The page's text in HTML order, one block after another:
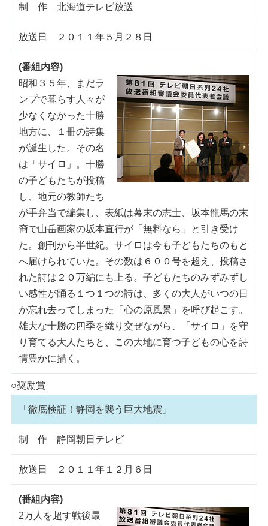
制 作 北海道テレビ放送
放送日 ２０１１年５月２８日
(番組内容)
昭和３５年、まだラ
ンプで暮らす人々が
少なくなかった十勝
地方に、１冊の詩集
が誕生した。その名
は「サイロ」。十勝
の子どもたちが投稿
し、地元の教師たち
が手弁当で編集し、表紙は幕末の志士、坂本龍馬の末
裔で山岳画家の坂本直行が「無料なら」と引き受け
た。創刊から半世紀。サイロは今も子どもたちのもと
へ届けられていた。その数は６００号を超え、投稿さ
れた詩は２０万編にも上る。子どもたちのみずみずし
い感性が踊る１つ１つの詩は、多くの大人がいつの日
か忘れ去ってしまった「心の原風景」を呼び起こす。
雄大な十勝の四季を織り交ぜながら、「サイロ」を守
り育てる大人たちと、この大地に育つ子どもの心を詩
情豊かに描く。
○奨励賞
「徹底検証！静岡を襲う巨大地震」
制 作 静岡朝日テレビ
放送日 ２０１１年１２月６日
(番組内容)
2万人を超す戦後最